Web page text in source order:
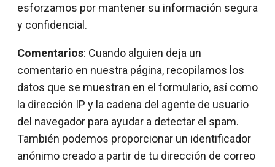
esforzamos por mantener su información segura
y confidencial.
Comentarios: Cuando alguien deja un
comentario en nuestra página, recopilamos los
datos que se muestran en el formulario, así como
la dirección IP y la cadena del agente de usuario
del navegador para ayudar a detectar el spam.
También podemos proporcionar un identificador
anónimo creado a partir de tu dirección de correo